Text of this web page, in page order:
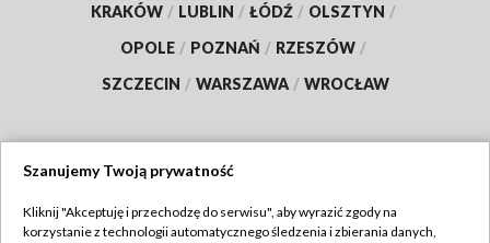
KRAKÓW / LUBLIN / ŁÓDŹ / OLSZTYN /
OPOLE / POZNAŃ / RZESZÓW /
SZCZECIN / WARSZAWA / WROCŁAW
TVP
Szanujemy Twoją prywatność
Kliknij "Akceptuję i przechodzę do serwisu", aby wyrazić zgody na
korzystanie z technologii automatycznego śledzenia i zbierania danych,